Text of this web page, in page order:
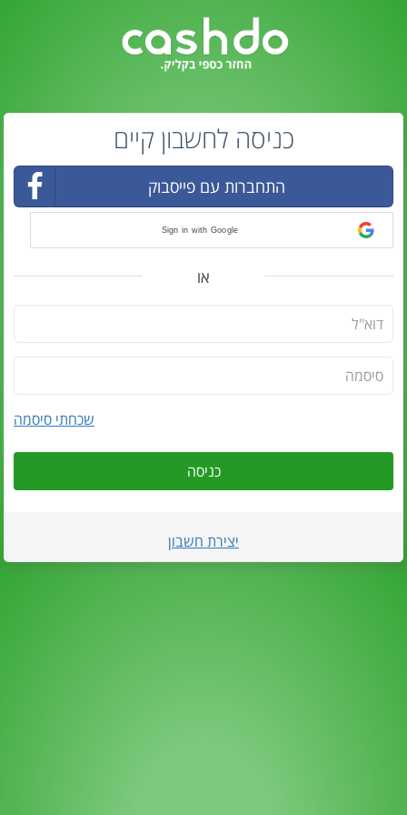
כניסה לחשבון קיים
התחברות עם פייסבוק
Sign in with Google
או
שכחתי סיסמה
כניסה
יצירת חשבון